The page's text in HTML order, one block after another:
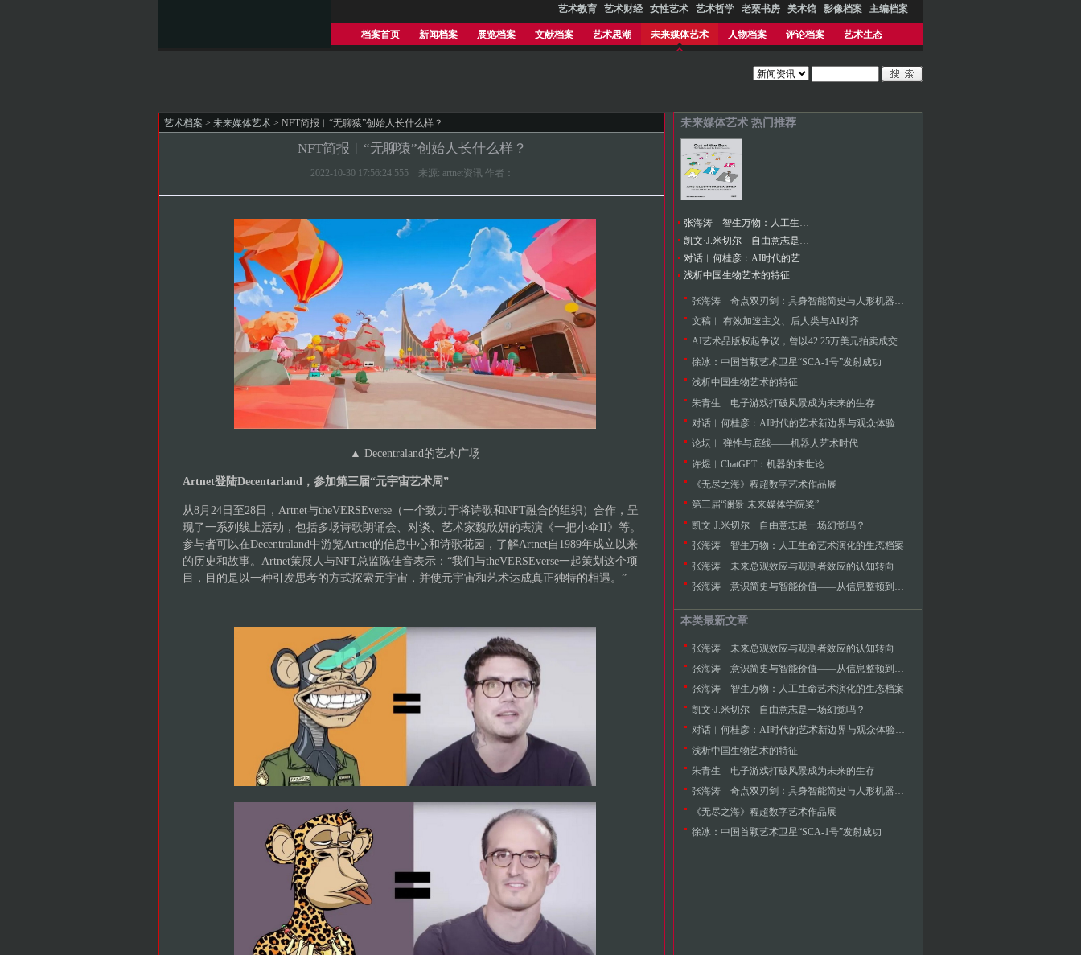
艺术教育 艺术财经 女性艺术 艺术哲学 老栗书房 美术馆 影像档案 主编档案
档案首页 新闻档案 展览档案 文献档案 艺术思潮 未来媒体艺术 人物档案 评论档案 艺术生态
艺术档案 > 未来媒体艺术 > NFT简报︱“无聊猿”创始人长什么样？
NFT简报︱“无聊猿”创始人长什么样？
2022-10-30 17:56:24.555 来源: artnet资讯 作者：
▲ Decentraland的艺术广场
Artnet登陆Decentarland，参加第三届“元宇宙艺术周”
从8月24日至28日，Artnet与theVERSEverse（一个致力于将诗歌和NFT融合的组织）合作，呈
现了一系列线上活动，包括多场诗歌朗诵会、对谈、艺术家魏欣妍的表演《一把小伞II》等。
参与者可以在Decentraland中游览Artnet的信息中心和诗歌花园，了解Artnet自1989年成立以来
的历史和故事。Artnet策展人与NFT总监陈佳音表示：“我们与theVERSEverse一起策划这个项
目，目的是以一种引发思考的方式探索元宇宙，并使元宇宙和艺术达成真正独特的相遇。”
未来媒体艺术 热门推荐
张海涛︱智生万物：人工生命艺术演化的生态档案
浅析中国生物艺术的特征
文稿︱ 有效加速主义、后人类与AI对齐
AI艺术品版权起争议，曾以42.25万美元拍卖成交的AI绘画成泡沫？
徐冰：中国首颗艺术卫星“SCA-1号”发射成功
浅析中国生物艺术的特征
朱青生︱电子游戏打破风景成为未来的生存
对话︱何桂彦：AI时代的艺术新边界与观众体验探索
论坛︱ 弹性与底线——机器人艺术时代
许煜︱ChatGPT：机器的末世论
《无尽之海》程超数字艺术作品展
第三届“澜景·未来媒体学院奖”
凯文·J.米切尔︱自由意志是一场幻觉吗？
张海涛︱智生万物：人工生命艺术演化的生态档案
张海涛︱未来总观效应与观测者效应的认知转向
张海涛︱意识简史与智能价值——从信息整顿到宇宙频率的演化逻辑
本类最新文章
张海涛︱未来总观效应与观测者效应的认知转向
张海涛︱意识简史与智能价值——从信息整顿到宇宙频率的演化逻辑
张海涛︱智生万物：人工生命艺术演化的生态档案
凯文·J.米切尔︱自由意志是一场幻觉吗？
对话︱何桂彦：AI时代的艺术新边界与观众体验探索
浅析中国生物艺术的特征
朱青生︱电子游戏打破风景成为未来的生存
张海涛︱奇点双刃剑：具身智能简史与人形机器人元年——未来人工智能艺术新浪潮的价值判断要素
《无尽之海》程超数字艺术作品展
徐冰：中国首颗艺术卫星“SCA-1号”发射成功